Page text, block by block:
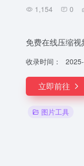
1,154 0
免费在线压缩
收录时间：
立即前往
图片工具